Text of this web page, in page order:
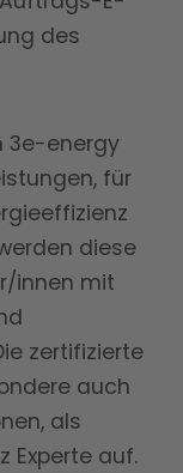
des
3e-energy
für
diese
innen mit
zertifizierte
auch
als
Experte auf.